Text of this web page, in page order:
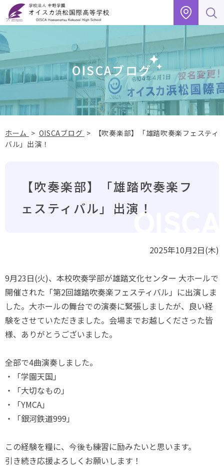
ロ
ー
バ
ル
ナ
ビ
ー
シ
ョ
ン
文
へ
ッ
タ
ー
へ
OISCAブログ
ホーム > OISCAブログ >
【吹奏楽部】「雄踏吹奏楽フェスティ
バル」出演！
【吹奏楽部】「雄踏吹奏楽フ
ェスティバル」出演！
2025年10月2日(木)
9月23日(火)、本校吹奏学部が雄踏文化センター 大ホールで
開催された「第2回雄踏吹奏楽フェスティバル」に出演しま
した。大ホールの舞台での演奏に緊張しましたが、良い経
験をさせていただきました。会場までお越しくださった皆
様、ありがとうございました。
全部で4曲演奏しました。
・「学園天国」
・「大切なもの」
・「YMCA」
・「銀河鉄道999」
この経験を糧に、今後も練習に励みたいと思います。
引き続き応援よろしくお願いします！